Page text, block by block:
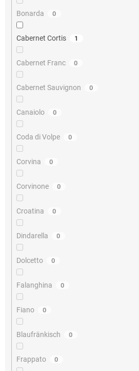
Bonarda 0
Cabernet Cortis 1
Cabernet Franc 0
Cabernet Sauvignon 0
Canaiolo 0
Coda di Volpe 0
Corvina 0
Corvinone 0
Croatina 0
Dindarella 0
Dolcetto 0
Falanghina 0
Fiano 0
Blaufränkisch 0
Frappato 0